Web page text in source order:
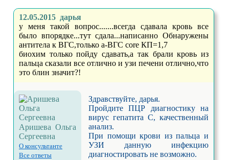
12.05.2015 дарья
у меня такой вопрос.......всегда сдавала кровь все
было впорядке...тут сдала...написанно Обнаружены
антитела к ВГС,только a-ВГС core КП=1,7
биохим только пойду сдавать,а так брали кровь из
пальца сказали все отлично и узи печени отлично,что
это блин значит?!
Аришева Ольга
Сергеевна
О консультанте
Все ответы
Здравствуйте, дарья.
Пройдите ПЦР диагностику на
вирус гепатита С, качественный
анализ.
При помощи крови из пальца и
УЗИ данную инфекцию
диагностировать не возможно.